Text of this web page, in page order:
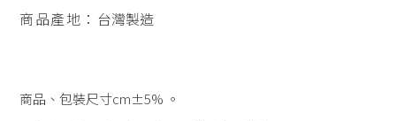
商品產地： 台灣製造
商品、包裝尺寸cm±5% 。